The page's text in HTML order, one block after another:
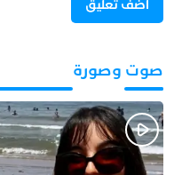
صوت وصورة